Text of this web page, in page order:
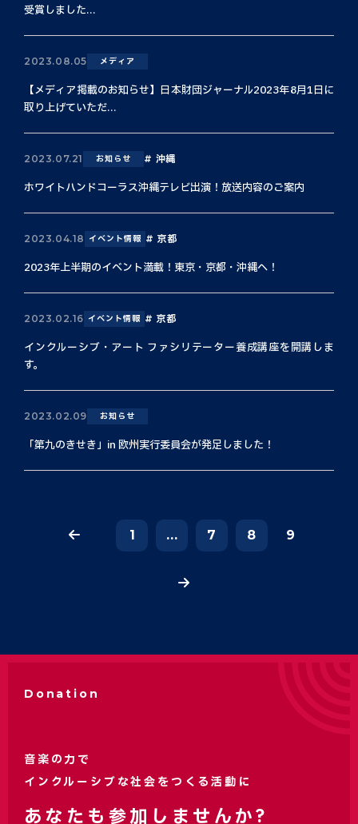
受賞しました...
2023.08.05 メディア
【メディア掲載のお知らせ】日本財団ジャーナル2023年8月1日に
取り上げていただ...
2023.07.21 お知らせ 沖縄
ホワイトハンドコーラス沖縄テレビ出演！放送内容のご案内
2023.04.18 イベント情報 京都
2023年上半期のイベント満載！東京・京都・沖縄へ！
2023.02.16 イベント情報 京都
インクルーシブ・アート ファシリテーター養成講座を開講しま
す。
2023.02.09 お知らせ
「第九のきせき」in 欧州実行委員会が発足しました！
1 ... 7 8 9
Donation
音楽の力で
インクルーシブな社会をつくる活動に
あなたも参加しませんか?